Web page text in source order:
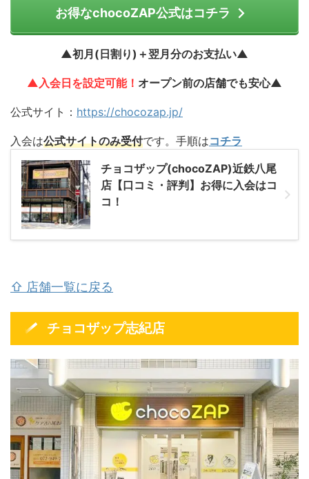
お得なchocoZAP公式はコチラ
▲初月(日割り)＋翌月分のお支払い▲
▲入会日を設定可能！ オープン前の店舗でも安心▲
公式サイト： https://chocozap.jp/
入会は公式サイトのみ受付です。手順はコチラ
チョコザップ(chocoZAP)近鉄八尾
店【口コミ・評判】お得に入会はコ
コ！
⇧ 店舗一覧に戻る
チョコザップ志紀店